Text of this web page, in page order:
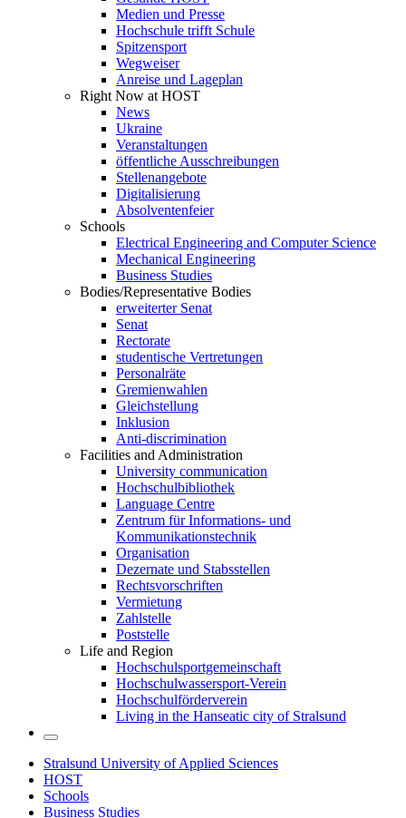
Medien und Presse
Hochschule trifft Schule
Spitzensport
Wegweiser
Anreise und Lageplan
Right Now at HOST
News
Ukraine
Veranstaltungen
öffentliche Ausschreibungen
Stellenangebote
Digitalisierung
Absolventenfeier
Schools
Electrical Engineering and Computer Science
Mechanical Engineering
Business Studies
Bodies/Representative Bodies
erweiterter Senat
Senat
Rectorate
studentische Vertretungen
Personalräte
Gremienwahlen
Gleichstellung
Inklusion
Anti-discrimination
Facilities and Administration
University communication
Hochschulbibliothek
Language Centre
Zentrum für Informations- und
Kommunikationstechnik
Organisation
Dezernate und Stabsstellen
Rechtsvorschriften
Vermietung
Zahlstelle
Poststelle
Life and Region
Hochschulsportgemeinschaft
Hochschulwassersport-Verein
Hochschulförderverein
Living in the Hanseatic city of Stralsund
Stralsund University of Applied Sciences
HOST
Schools
Business Studies